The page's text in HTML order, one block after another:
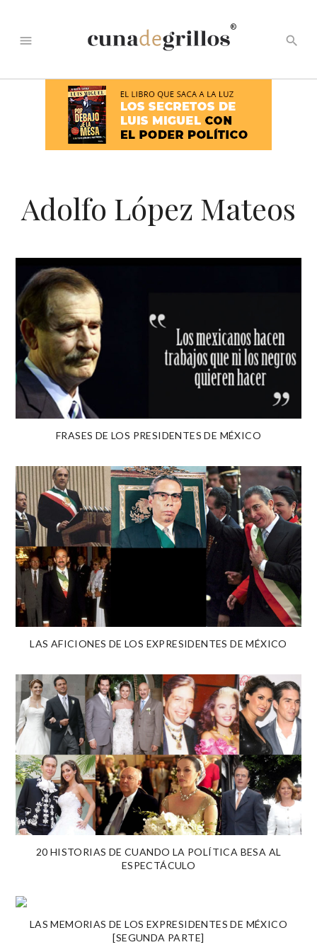
menu
®
search
Adolfo López Mateos
FRASES DE LOS PRESIDENTES DE MÉXICO
LAS AFICIONES DE LOS EXPRESIDENTES DE MÉXICO
20 HISTORIAS DE CUANDO LA POLÍTICA BESA AL
ESPECTÁCULO
LAS MEMORIAS DE LOS EXPRESIDENTES DE MÉXICO
[SEGUNDA PARTE]